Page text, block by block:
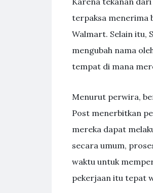
terpaksa menerima
Walmart. Selain itu,
mengubah nama
tempat di mana
Menurut perwira,
Post menerbitkan
mereka dapat
secara umum,
waktu untuk
pekerjaan itu tepat